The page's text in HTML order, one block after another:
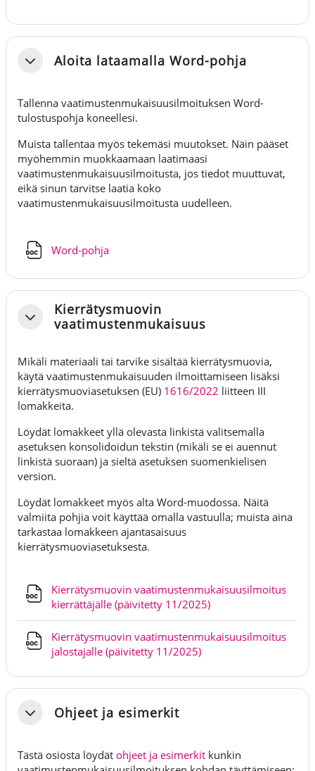
Fäll ihopAloita lataamalla Word-pohja
Tallenna vaatimustenmukaisuusilmoituksen Word-
tulostuspohja koneellesi.
Muista tallentaa myös tekemäsi muutokset. Näin pääset
myöhemmin muokkaamaan laatimaasi
vaatimustenmukaisuusilmoitusta, jos tiedot muuttuvat,
eikä sinun tarvitse laatia koko
vaatimustenmukaisuusilmoitusta uudelleen.
Word-pohja
Fäll ihop
Kierrätysmuovin
vaatimustenmukaisuus
Mikäli materiaali tai tarvike sisältää kierrätysmuovia,
käytä vaatimustenmukaisuuden ilmoittamiseen lisäksi
kierrätysmuoviasetuksen (EU) 1616/2022 liitteen III
lomakkeita.
Löydät lomakkeet yllä olevasta linkistä valitsemalla
asetuksen konsolidoidun tekstin (mikäli se ei auennut
linkistä suoraan) ja sieltä asetuksen suomenkielisen
version.
Löydät lomakkeet myös alta Word-muodossa. Näitä
valmiita pohjia voit käyttää omalla vastuulla; muista aina
tarkastaa lomakkeen ajantasaisuus
kierrätysmuoviasetuksesta.
Kierrätysmuovin vaatimustenmukaisuusilmoitus
kierrättäjälle (päivitetty 11/2025)
Kierrätysmuovin vaatimustenmukaisuusilmoitus
jalostajalle (päivitetty 11/2025)
Fäll ihopOhjeet ja esimerkit
Tästä osiosta löydät ohjeet ja esimerkit kunkin